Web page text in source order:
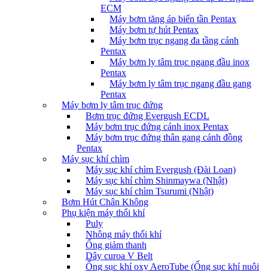
ECM
Máy bơm tăng áp biến tần Pentax
Máy bơm tự hút Pentax
Máy bơm trục ngang đa tầng cánh
Pentax
Máy bơm ly tâm trục ngang đầu inox
Pentax
Máy bơm ly tâm trục ngang đầu gang
Pentax
Máy bơm ly tâm trục đứng
Bơm trục đứng Evergush ECDL
Máy bơm trục đứng cánh inox Pentax
Máy bơm trục đứng thân gang cánh đồng
Pentax
Máy sục khí chìm
Máy sục khí chìm Evergush (Đài Loan)
Máy sục khí chìm Shinmaywa (Nhật)
Máy sục khí chìm Tsurumi (Nhật)
Bơm Hút Chân Không
Phụ kiện máy thổi khí
Puly
Nhông máy thổi khí
Ống giảm thanh
Dây curoa V Belt
Ống sục khí oxy AeroTube (Ống sục khí nuôi